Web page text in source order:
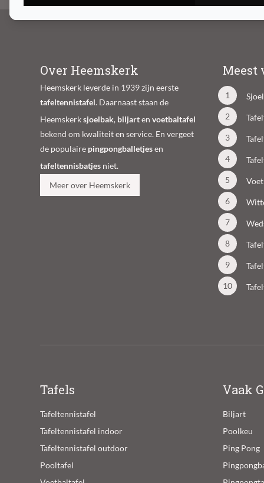
Over Heemskerk
Heemskerk leverde in 1939 zijn eerste
tafeltennistafel. Daarnaast staan de
Heemskerksjoelbak, biljarten voetbaltafel
bekend om kwaliteit en service. En vergeet
de populaire pingpongballetjesen
tafeltennisbatjes niet.
Meer over Heemskerk
Meest
Tafels
Tafeltennistafel
Tafeltennistafel indoor
Tafeltennistafel outdoor
Pooltafel
Vaak
Biljart
Poolkeu
Ping Pong